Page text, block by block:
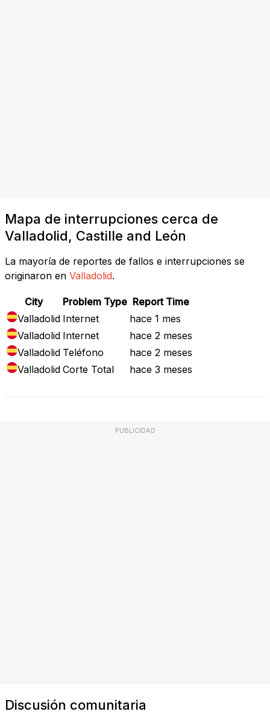
Mapa de interrupciones cerca de
Valladolid, Castille and León
La mayoría de reportes de fallos e interrupciones se
originaron en Valladolid.
City Problem Type Report Time
Valladolid Internet
hace 1 mes
Valladolid Internet
hace 2 meses
Valladolid Teléfono
hace 2 meses
Valladolid Corte Total hace 3 meses
PUBLICIDAD
Discusión comunitaria